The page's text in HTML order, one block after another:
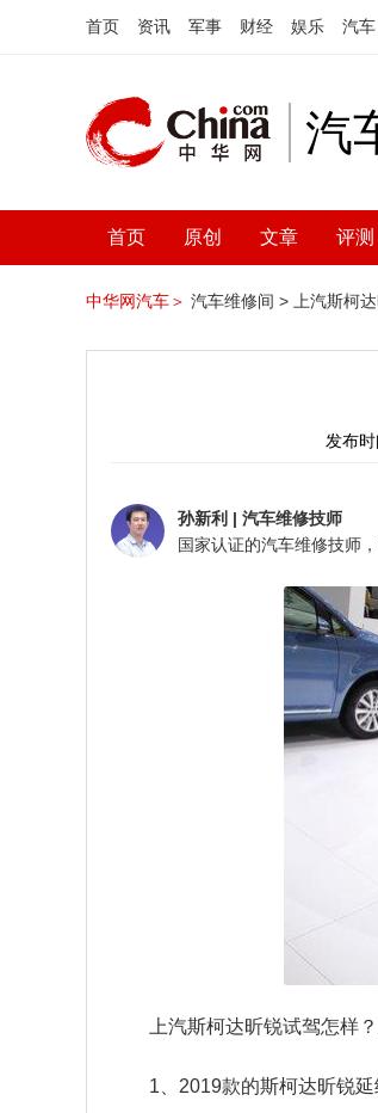
首页 资讯 军事 财经 娱乐 汽车
汽
首页 原创 文章 评测
中华网汽车＞ 汽车维修间 > 上汽斯柯
发布
孙新利 | 汽车维修技师
上汽斯柯达昕锐试驾怎样
1、2019款的斯柯达昕锐